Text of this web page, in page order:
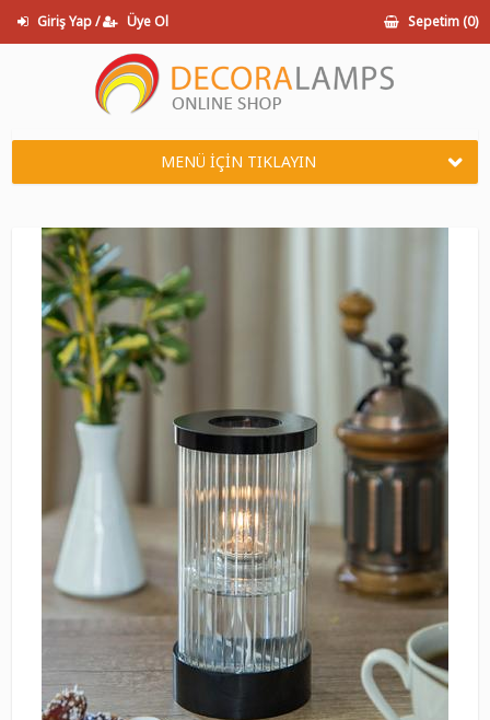
Giriş Yap / Üye Ol Sepetim (0)
MENÜ İÇİN TIKLAYIN